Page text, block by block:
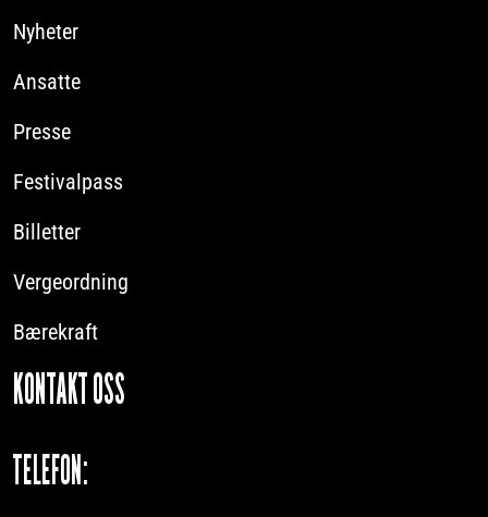
Nyheter
Ansatte
Presse
Festivalpass
Billetter
Vergeordning
Bærekraft
KONTAKT OSS
TELEFON: